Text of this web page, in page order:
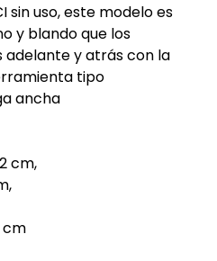
sin uso, este modelo es
y blando que los
adelante y atrás con la
tipo
ancha
cm,
cm